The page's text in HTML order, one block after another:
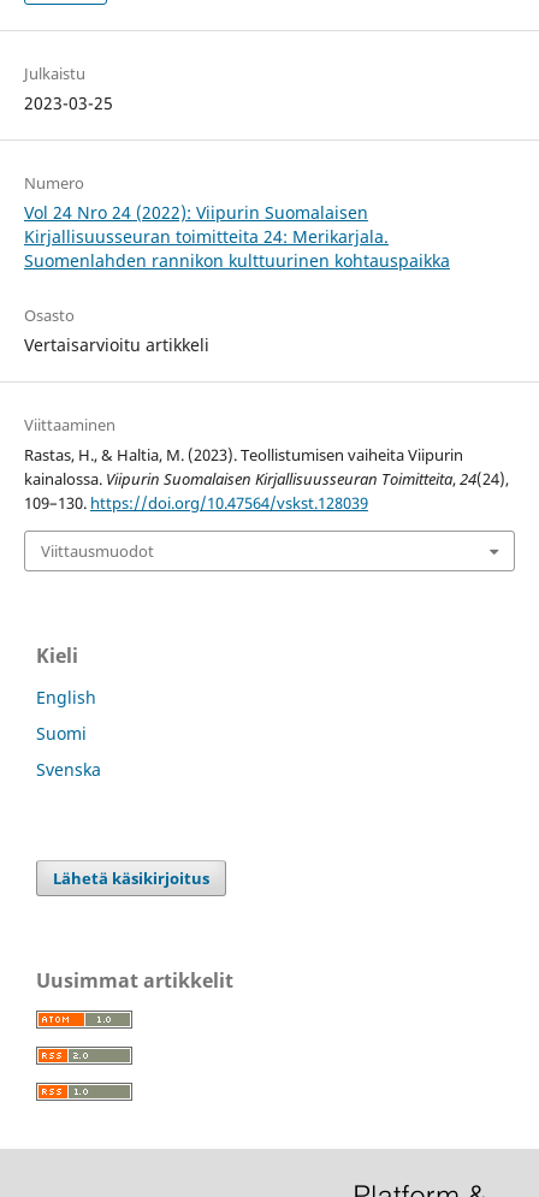
Julkaistu
2023-03-25
Numero
Vol 24 Nro 24 (2022): Viipurin Suomalaisen
Kirjallisuusseuran toimitteita 24: Merikarjala.
Suomenlahden rannikon kulttuurinen kohtauspaikka
Osasto
Vertaisarvioitu artikkeli
Viittaaminen
Rastas, H., & Haltia, M. (2023). Teollistumisen vaiheita Viipurin
kainalossa. Viipurin Suomalaisen Kirjallisuusseuran Toimitteita,24(24),
109–130. https://doi.org/10.47564/vskst.128039
Viittausmuodot
Kieli
English
Suomi
Svenska
Lähetä käsikirjoitus
Uusimmat artikkelit